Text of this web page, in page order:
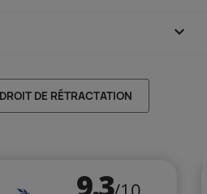
keyboard_arrow_down
DE RÉTRACTATION